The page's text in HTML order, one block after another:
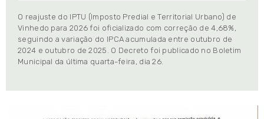
O reajuste do IPTU (Imposto Predial e Territorial Urbano) de
Vinhedo para 2026 foi oficializado com correção de 4,68%,
seguindo a variação do IPCA acumulada entre outubro de
2024 e outubro de 2025. O Decreto foi publicado no Boletim
Municipal da última quarta-feira, dia 26.